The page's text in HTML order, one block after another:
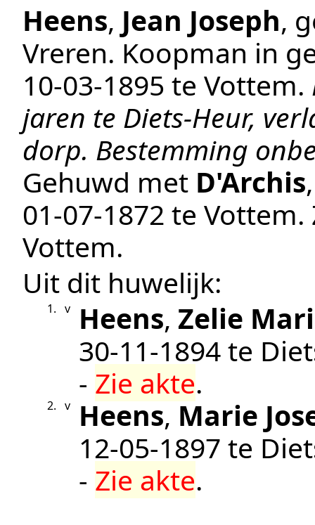
Heens, Jean Joseph,
Vreren. Koopman in
10‑03‑1895 te Vottem.
jaren te Diets-Heur,
dorp. Bestemming
Gehuwd met D'Archis
01‑07‑1872 te Vottem.
Vottem.
Uit dit huwelijk:
1. v Heens, Zelie
30‑11‑1894te
- Zie akte.
2. v Heens, Marie
12‑05‑1897 te
- Zie akte.